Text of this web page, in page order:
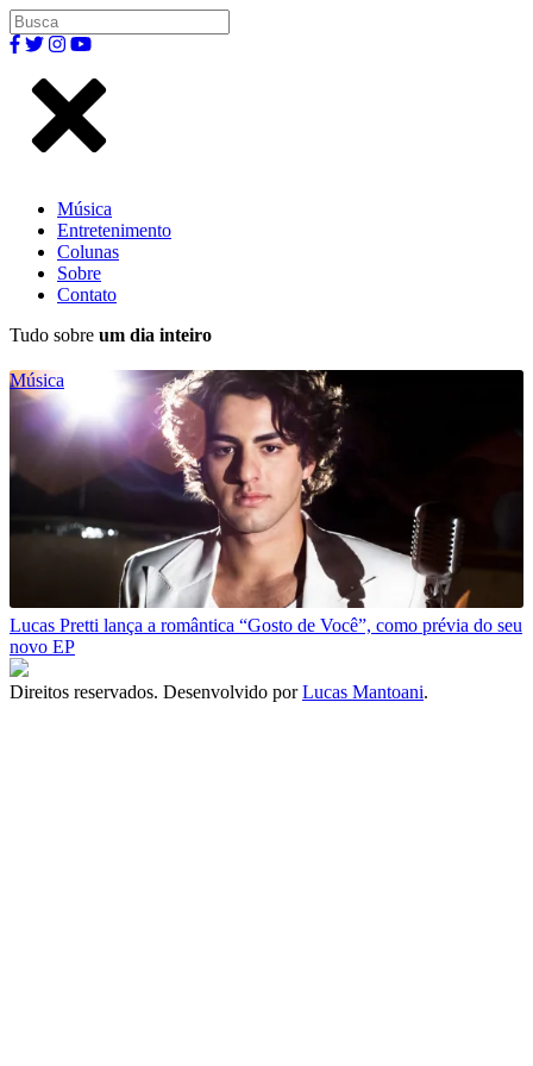
Música
Entretenimento
Colunas
Sobre
Contato
Tudo sobre um dia inteiro
Música
Lucas Pretti lança a romântica “Gosto de Você”, como prévia do seu
novo EP
Direitos reservados. Desenvolvido porLucas Mantoani.